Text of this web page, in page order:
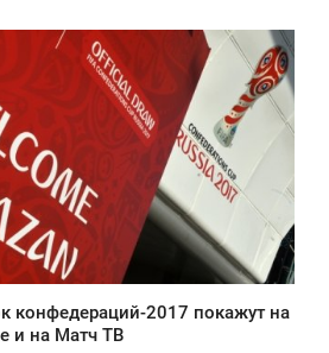
конфедераций-2017 покажут на
и на Матч ТВ